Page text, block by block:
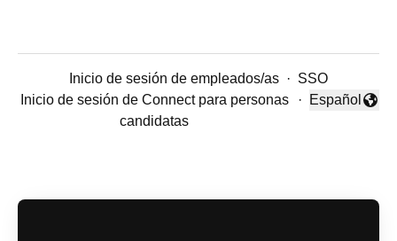
Inicio de sesión de empleados/as · SSO
Inicio de sesión de Connect para personas
candidatas
·
Cambiar
Español